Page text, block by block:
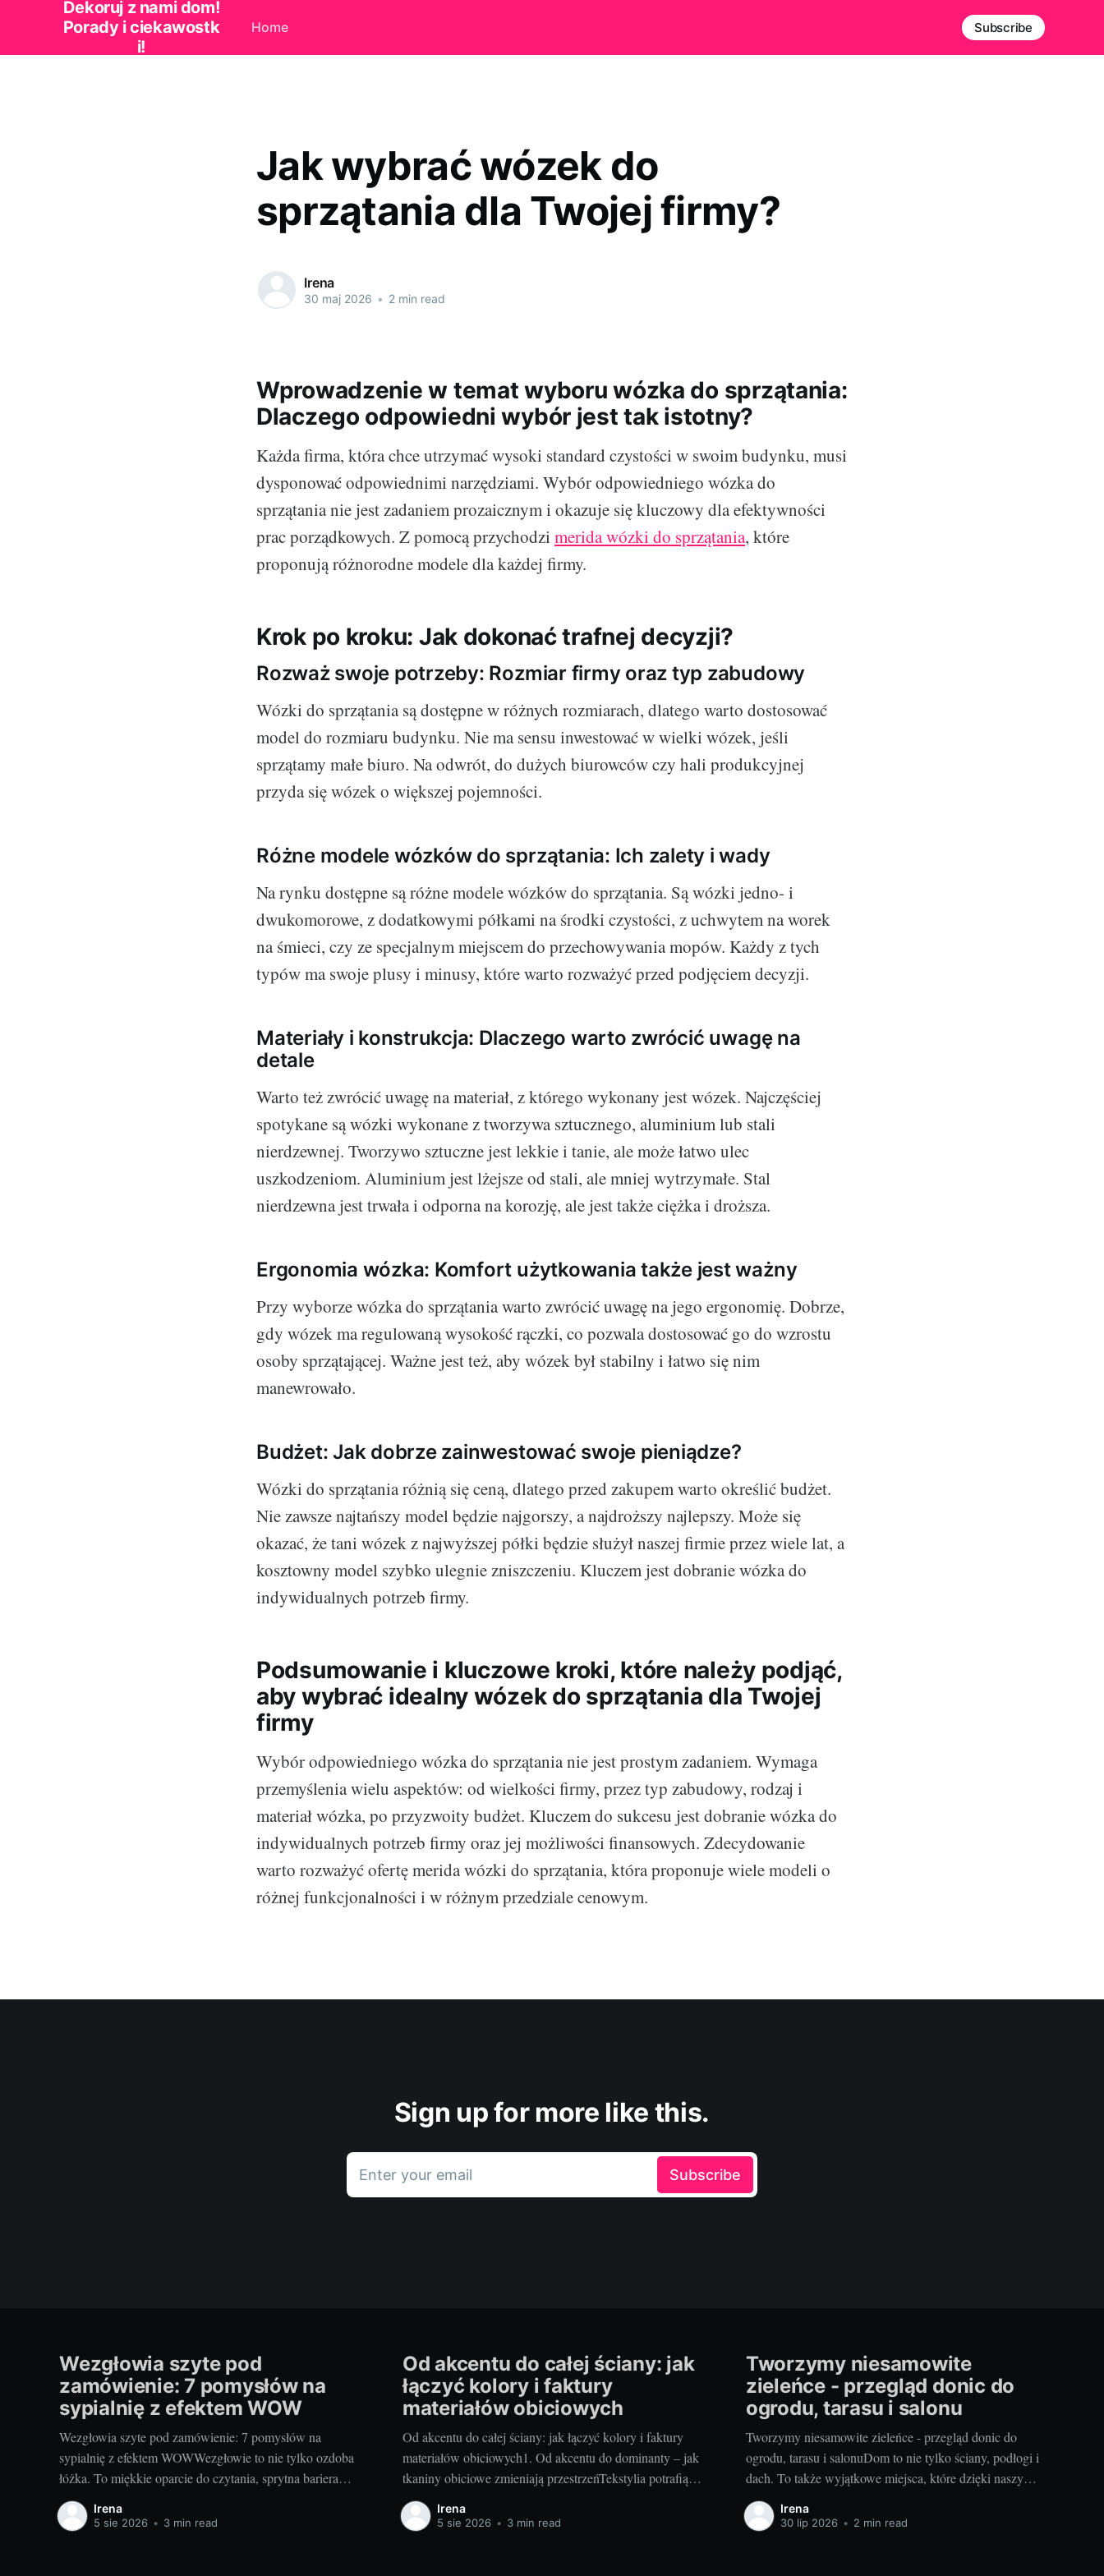
Dekoruj z nami dom!
Porady i ciekawostk
i!
Home Subscribe
Jak wybrać wózek do
sprzątania dla Twojej firmy?
Irena
30 maj 2026 • 2 min read
Wprowadzenie w temat wyboru wózka do sprzątania:
Dlaczego odpowiedni wybór jest tak istotny?
Każda firma, która chce utrzymać wysoki standard czystości w swoim budynku, musi
dysponować odpowiednimi narzędziami. Wybór odpowiedniego wózka do
sprzątania nie jest zadaniem prozaicznym i okazuje się kluczowy dla efektywności
prac porządkowych. Z pomocą przychodzi merida wózki do sprzątania, które
proponują różnorodne modele dla każdej firmy.
Krok po kroku: Jak dokonać trafnej decyzji?
Rozważ swoje potrzeby: Rozmiar firmy oraz typ zabudowy
Wózki do sprzątania są dostępne w różnych rozmiarach, dlatego warto dostosować
model do rozmiaru budynku. Nie ma sensu inwestować w wielki wózek, jeśli
sprzątamy małe biuro. Na odwrót, do dużych biurowców czy hali produkcyjnej
przyda się wózek o większej pojemności.
Różne modele wózków do sprzątania: Ich zalety i wady
Na rynku dostępne są różne modele wózków do sprzątania. Są wózki jedno- i
dwukomorowe, z dodatkowymi półkami na środki czystości, z uchwytem na worek
na śmieci, czy ze specjalnym miejscem do przechowywania mopów. Każdy z tych
typów ma swoje plusy i minusy, które warto rozważyć przed podjęciem decyzji.
Materiały i konstrukcja: Dlaczego warto zwrócić uwagę na
detale
Warto też zwrócić uwagę na materiał, z którego wykonany jest wózek. Najczęściej
spotykane są wózki wykonane z tworzywa sztucznego, aluminium lub stali
nierdzewnej. Tworzywo sztuczne jest lekkie i tanie, ale może łatwo ulec
uszkodzeniom. Aluminium jest lżejsze od stali, ale mniej wytrzymałe. Stal
nierdzewna jest trwała i odporna na korozję, ale jest także ciężka i droższa.
Ergonomia wózka: Komfort użytkowania także jest ważny
Przy wyborze wózka do sprzątania warto zwrócić uwagę na jego ergonomię. Dobrze,
gdy wózek ma regulowaną wysokość rączki, co pozwala dostosować go do wzrostu
osoby sprzątającej. Ważne jest też, aby wózek był stabilny i łatwo się nim
manewrowało.
Budżet: Jak dobrze zainwestować swoje pieniądze?
Wózki do sprzątania różnią się ceną, dlatego przed zakupem warto określić budżet.
Nie zawsze najtańszy model będzie najgorszy, a najdroższy najlepszy. Może się
okazać, że tani wózek z najwyższej półki będzie służył naszej firmie przez wiele lat, a
kosztowny model szybko ulegnie zniszczeniu. Kluczem jest dobranie wózka do
indywidualnych potrzeb firmy.
Podsumowanie i kluczowe kroki, które należy podjąć,
aby wybrać idealny wózek do sprzątania dla Twojej
firmy
Wybór odpowiedniego wózka do sprzątania nie jest prostym zadaniem. Wymaga
przemyślenia wielu aspektów: od wielkości firmy, przez typ zabudowy, rodzaj i
materiał wózka, po przyzwoity budżet. Kluczem do sukcesu jest dobranie wózka do
indywidualnych potrzeb firmy oraz jej możliwości finansowych. Zdecydowanie
warto rozważyć ofertę merida wózki do sprzątania, która proponuje wiele modeli o
różnej funkcjonalności i w różnym przedziale cenowym.
Sign up for more like this.
Enter your email Subscribe
Wezgłowia szyte pod
zamówienie: 7 pomysłów na
sypialnię z efektem WOW
Wezgłowia szyte pod zamówienie: 7 pomysłów na
sypialnię z efektem WOWWezgłowie to nie tylko ozdoba
łóżka. To miękkie oparcie do czytania, sprytna bariera
akustyczna i najprostszy sposób na nadanie sypialni
charakteru. Projektując je na zamówienie, decydujesz o
Irena
5 sie 2026 • 3 min read
Od akcentu do całej ściany: jak
łączyć kolory i faktury
materiałów obiciowych
Od akcentu do całej ściany: jak łączyć kolory i faktury
materiałów obiciowych1. Od akcentu do dominanty – jak
tkaniny obiciowe zmieniają przestrzeńTekstylia potrafią
odmienić wnętrze szybciej niż generalny remont. Mały
panel za łóżkiem, zagłówek w pokoju dziecka czy
Irena
5 sie 2026 • 3 min read
Tworzymy niesamowite
zieleńce - przegląd donic do
ogrodu, tarasu i salonu
Tworzymy niesamowite zieleńce - przegląd donic do
ogrodu, tarasu i salonuDom to nie tylko ściany, podłogi i
dach. To także wyjątkowe miejsca, które dzięki naszym
działaniom nabrały charakteru i stały się naszą oazą
spokoju. Ogrody, tarasy czy salon, marzą się o zieleni,
Irena
30 lip 2026 • 2 min read